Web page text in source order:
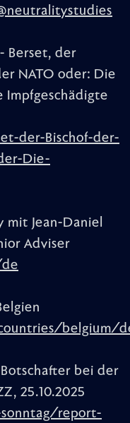
Berset, der
NATO oder: Die
Impfgeschädigte
der-Bischof-der-
Die-
Jean-Daniel
Adviser
belgium/
bei der
25.10.2025
report-